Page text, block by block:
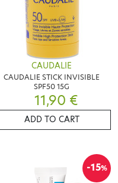
CAUDALIE
CAUDALIE STICK INVISIBLE
SPF50 15G
11,90 €
ADD TO CART
-15%